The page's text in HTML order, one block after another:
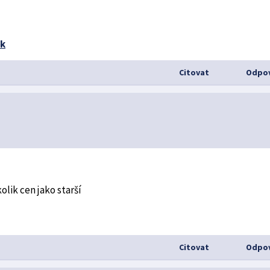
Citovat
cen jako starší
Citovat